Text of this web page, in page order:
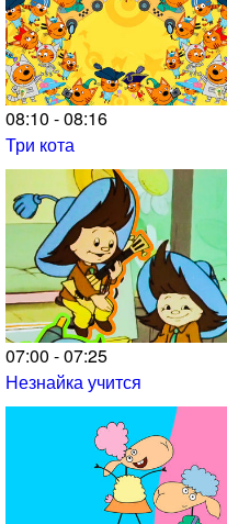
08:10 - 08:16
Три кота
07:00 - 07:25
Незнайка учится